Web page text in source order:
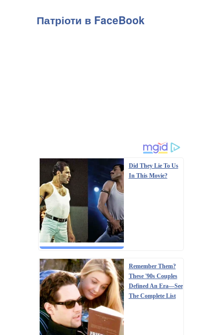
Патріоти в FaceBook
Did They Lie To Us
In This Movie?
Remember Them?
These '90s Couples
Defined An Era—See
The Complete List